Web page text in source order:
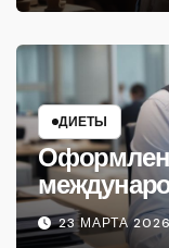
ДИЕТЫ
23 МАРТА